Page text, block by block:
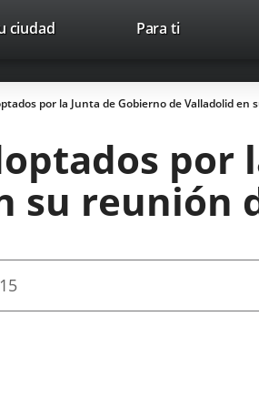
avaTop
ciudad Para ti
por la Junta de Gobierno de Valladolid en
por
su reunión